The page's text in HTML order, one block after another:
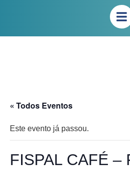
« Todos Eventos
Este evento já passou.
FISPAL CAFÉ –